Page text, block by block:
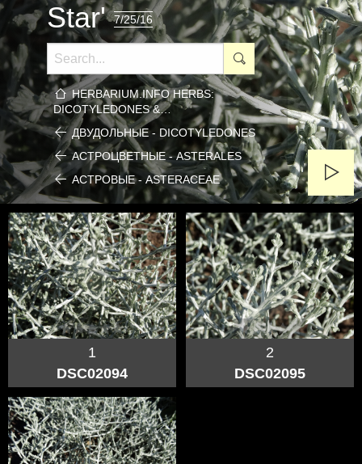
Star'7/25/16
HERBARIUM.INFO HERBS:
DICOTYLEDONES &…
ДВУДОЛЬНЫЕ - DICOTYLEDONES
АСТРОЦВЕТНЫЕ - ASTERALES
АСТРОВЫЕ - ASTERACEAE
1
DSC02094
2
DSC02095